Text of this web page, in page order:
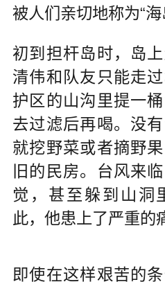
被人们亲切地称为“海
初到担杆岛时，岛
清伟和队友只能走
护区的山沟里提一
去过滤后再喝。没
就挖野菜或者摘野
旧的民房。台风来
觉，甚至躲到山洞
此，他患上了严重的
即使在这样艰苦的